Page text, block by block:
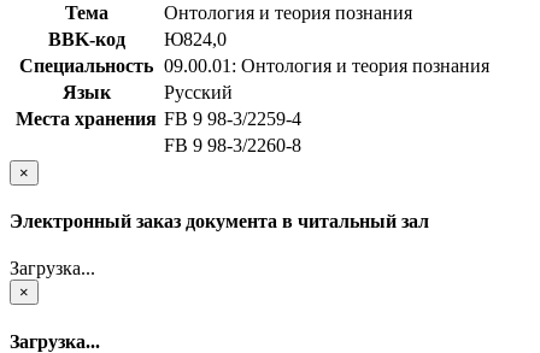
Тема
Онтология и теория познания
BBK-код
Ю824,0
Специальность 09.00.01: Онтология и теория познания
Язык
Русский
Места хранения FB 9 98-3/2259-4
FB 9 98-3/2260-8
×
Электронный заказ документа в читальный зал
Загрузка...
×
Загрузка...